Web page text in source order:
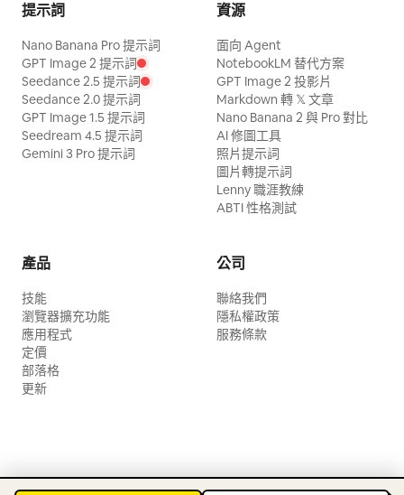
提示詞
Nano Banana Pro 提示詞
GPT Image 2 提示詞
Seedance 2.5 提示詞
Seedance 2.0 提示詞
GPT Image 1.5 提示詞
Seedream 4.5 提示詞
Gemini 3 Pro 提示詞
資源
面向 Agent
NotebookLM 替代方案
GPT Image 2 投影片
Markdown 轉 𝕏 文章
Nano Banana 2 與 Pro 對比
AI 修圖工具
照片提示詞
圖片轉提示詞
Lenny 職涯教練
ABTI 性格測試
產品
技能
瀏覽器擴充功能
應用程式
定價
部落格
更新
公司
聯絡我們
隱私權政策
服務條款